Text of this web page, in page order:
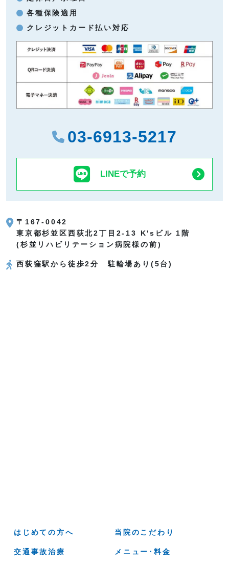
各種保険適用
クレジットカード払い対応
03-6913-5217
LINEで予約
〒167-0042
東京都杉並区西荻北2丁目2-13 K'sビル 1階
(杉並リハビリテーション病院様の前)
西荻窪駅から徒歩2分 駐輪場あり(5台)
はじめての方へ 当院のこだわり
交通事故治療 メニュー･料金